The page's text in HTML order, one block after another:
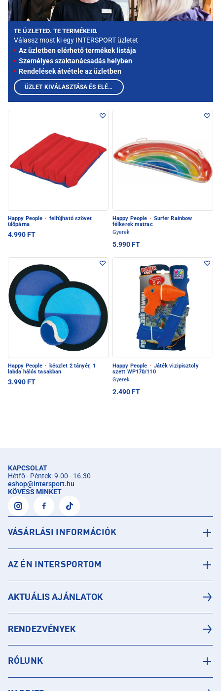
Happy People · felfújható szövet
ülőpárna
4.990 FT
Happy People · Surfer Rainbow
félkerek matrac
Gyerek
5.990 FT
Happy People ·
készlet 2 tányér, 1
labda hálós tasakban
3.990 FT
Happy People · Játék vizipisztoly
szett WP170/110
Gyerek
2.490 FT
TE ÜZLETED. TE TERMÉKEID.
Válassz most ki egy INTERSPORT üzletet
Az üzletben elérhető termékek listája
Személyes szaktanácsadás helyben
Rendelések átvétele az üzletben
ÜZLET KIVÁLASZTÁSA ÉS ELÉRHETŐ TERMÉKEK MEGTEKINTÉSE
KAPCSOLAT
Hétfő - Péntek: 9.00 - 16.30
eshop@intersport.hu
KÖVESS MINKET
VÁSÁRLÁSI INFORMÁCIÓK
AZ ÉN INTERSPORTOM
AKTUÁLIS AJÁNLATOK
RENDEZVÉNYEK
RÓLUNK